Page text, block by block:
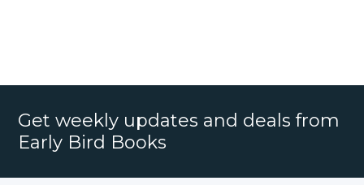
Get weekly updates and deals from
Early Bird Books